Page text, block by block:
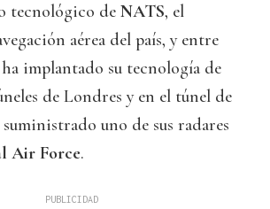
tecnológico de NATS, el
aérea del país, y entre
implantado su tecnología de
de Londres y en el túnel de
suministrado uno de sus radares
Air Force.